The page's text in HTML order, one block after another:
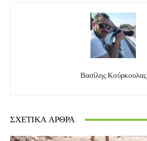
Βασίλης Κούρκουλας
ΣΧΕΤΙΚΆ ΆΡΘΡΑ